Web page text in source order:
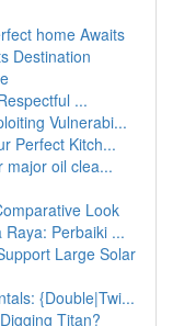
home Awaits
Destination
...
Vulnerabi...
Perfect Kitch...
major oil clea...
Look
Perbaiki ...
Large Solar
{Double|Twi...
Titan?